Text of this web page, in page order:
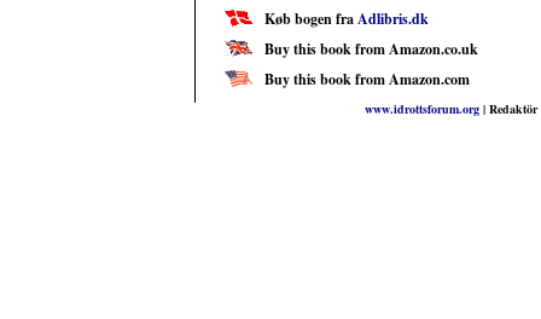
Køb bogen fraAdlibris.dk
Buy this book from Amazon.co.uk
Buy this book from Amazon.com
www.idrottsforum.org| Redaktör